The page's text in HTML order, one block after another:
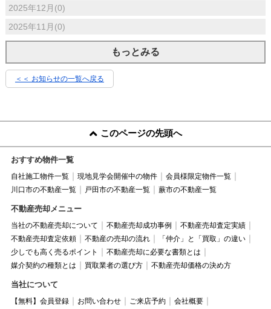
2025年12月(0)
2025年11月(0)
もっとみる
＜＜ お知らせの一覧へ戻る
このページの先頭へ
おすすめ物件一覧
自社施工物件一覧 現地見学会開催中の物件
会員様限定物件一覧
川口市の不動産一覧
戸田市の不動産一覧 蕨市の不動産一覧
不動産売却メニュー
当社の不動産売却について 不動産売却成功事例
不動産売却査定実績
不動産売却査定依頼
不動産の売却の流れ
「仲介」と「買取」の違い
少しでも高く売るポイント
不動産売却に必要な書類とは
媒介契約の種類とは
買取業者の選び方 不動産売却価格の決め方
当社について
【無料】会員登録 お問い合わせ ご来店予約
会社概要